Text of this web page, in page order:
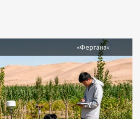
«Фергана»